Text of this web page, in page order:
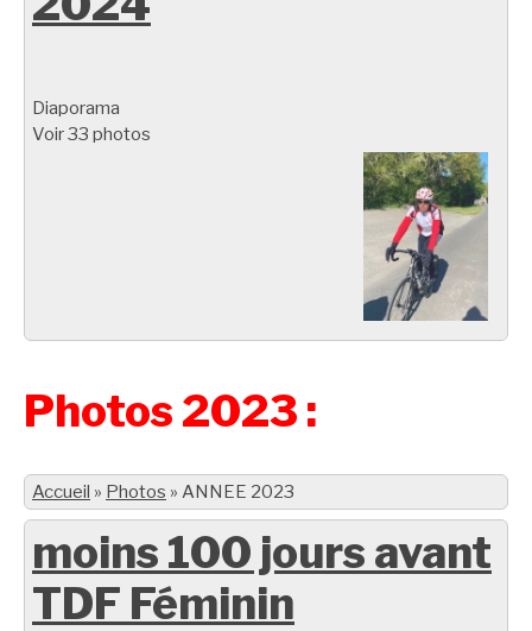
Diaporama
Voir 33 photos
Photos 2023 :
Accueil » Photos » ANNEE 2023
moins 100 jours avant
TDF Féminin